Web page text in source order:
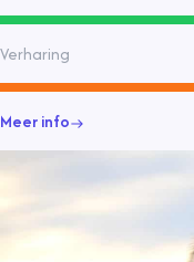
Verharing
Meer info